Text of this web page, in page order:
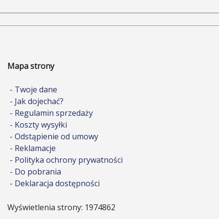
Mapa strony
- Twoje dane
- Jak dojechać?
- Regulamin sprzedaży
- Koszty wysyłki
- Odstąpienie od umowy
- Reklamacje
- Polityka ochrony prywatności
- Do pobrania
- Deklaracja dostępności
Wyświetlenia strony: 1974862